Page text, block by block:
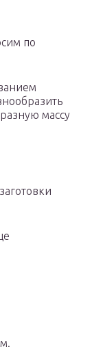
по
массу